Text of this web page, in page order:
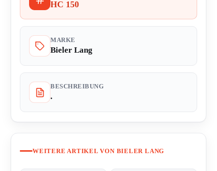
HC 150
MARKE
Bieler Lang
BESCHREIBUNG
.
WEITERE ARTIKEL VON BIELER LANG